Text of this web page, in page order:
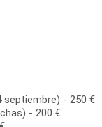
septiembre) - 250 €
- 200 €